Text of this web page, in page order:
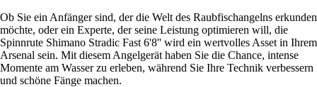
Ob Sie ein Anfänger sind, der die Welt des Raubfischangelns erkunden
möchte, oder ein Experte, der seine Leistung optimieren will, die
Spinnrute Shimano Stradic Fast 6'8'' wird ein wertvolles Asset in Ihrem
Arsenal sein. Mit diesem Angelgerät haben Sie die Chance, intense
Momente am Wasser zu erleben, während Sie Ihre Technik verbessern
und schöne Fänge machen.